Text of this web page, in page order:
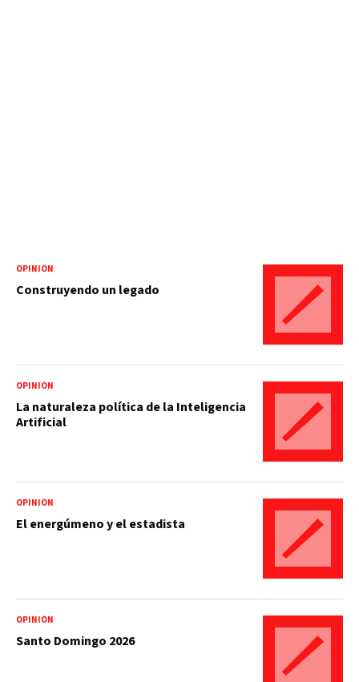
OPINIÓN
Construyendo un legado
OPINIÓN
La naturaleza política de la Inteligencia
Artificial
OPINIÓN
El energúmeno y el estadista
OPINIÓN
Santo Domingo 2026